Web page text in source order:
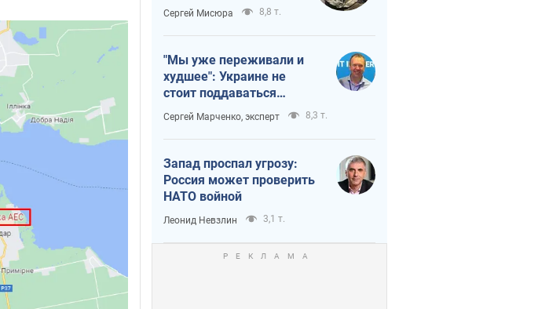
диктует темп войны
Сергей Мисюра 8,8 т.
"Мы уже переживали и
худшее": Украине не
стоит поддаваться
отчаянию из-за
ракетного террора
Сергей Марченко, эксперт 8,3 т.
Запад проспал угрозу:
Россия может проверить
НАТО войной
Леонид Невзлин 3,1 т.